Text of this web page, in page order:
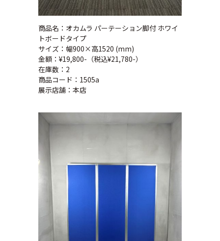
商品名：オカムラ パーテーション脚付 ホワイ
トボードタイプ
サイズ：幅900×高1520 (mm)
金額：¥19,800-（税込¥21,780-）
在庫数：2
商品コード：1505a
展示店舗：本店